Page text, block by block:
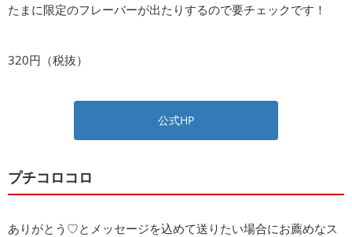
たまに限定のフレーバーが出たりするので要チェックです！
320円（税抜）
公式HP
プチコロコロ
ありがとう♡とメッセージを込めて送りたい場合にお薦めなス